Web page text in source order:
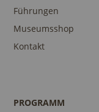
Führungen
Museumsshop
Kontakt
PROGRAMM